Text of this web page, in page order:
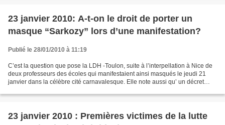
23 janvier 2010: A-t-on le droit de porter un
masque “Sarkozy” lors d’une manifestation?
Publié le 28/01/2010 à 11:19
C’est la question que pose la LDH -Toulon, suite à l’interpellation à Nice de
deux professeurs des écoles qui manifestaient ainsi masqués le jeudi 21
janvier dans la célèbre cité carnavalesque. Elle note aussi qu’ un décret
23 janvier 2010 : Premières victimes de la lutte